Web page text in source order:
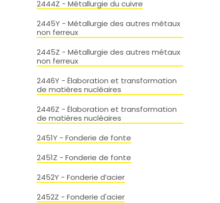
2444Z - Métallurgie du cuivre
2445Y - Métallurgie des autres métaux
non ferreux
2445Z - Métallurgie des autres métaux
non ferreux
2446Y - Élaboration et transformation
de matières nucléaires
2446Z - Élaboration et transformation
de matières nucléaires
2451Y - Fonderie de fonte
2451Z - Fonderie de fonte
2452Y - Fonderie d’acier
2452Z - Fonderie d'acier